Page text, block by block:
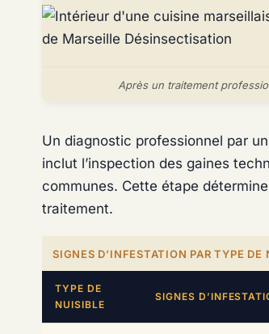
Après un traitement
Un diagnostic professionnel par
inclut l’inspection des gaines
communes. Cette étape
traitement.
SIGNES D’INFESTATION PAR TYPE DE
TYPE DE
NUISIBLE
SIGNES